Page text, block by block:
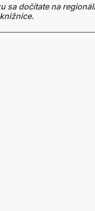
sa dočítate na
knižnice.